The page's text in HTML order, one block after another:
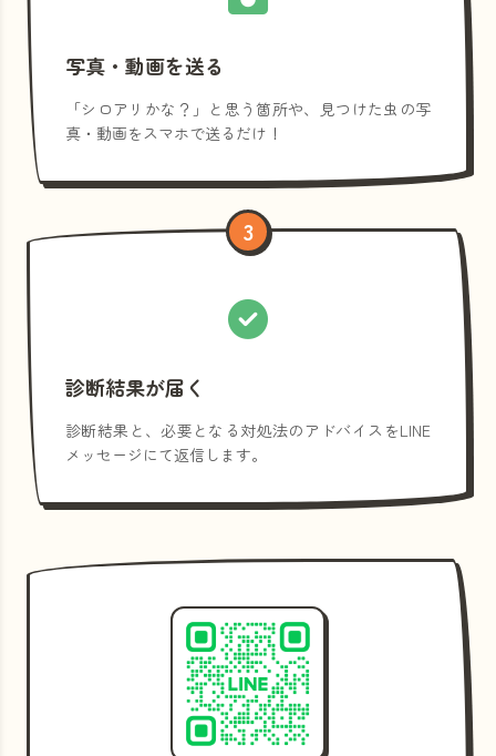
写真・動画を送る
「シロアリかな？」と思う箇所や、見つけた虫の写
真・動画をスマホで送るだけ！
3
診断結果が届く
診断結果と、必要となる対処法のアドバイスをLINE
メッセージにて返信します。